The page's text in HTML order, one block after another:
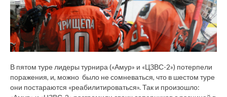
В пятом туре лидеры турнира («Амур» и «ЦЗВС-2») потерпели
поражения, и, можно было не сомневаться, что в шестом туре
они постараются «реабилитироваться». Так и произошло: